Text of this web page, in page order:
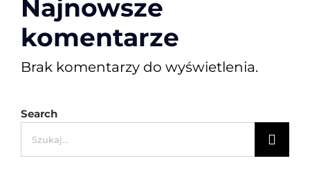
Najnowsze
komentarze
Brak komentarzy do wyświetlenia.
Search